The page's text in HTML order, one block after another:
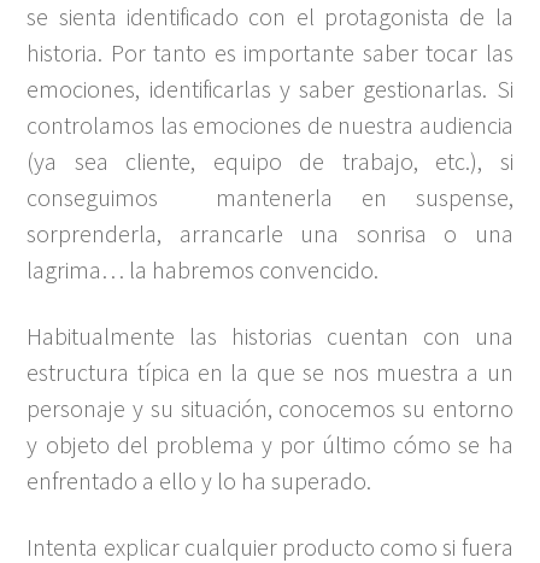
se sienta identificado con el protagonista de la
historia. Por tanto es importante saber tocar las
emociones, identificarlas y saber gestionarlas. Si
controlamos las emociones de nuestra audiencia
(ya sea cliente, equipo de trabajo, etc.), si
conseguimos mantenerla en suspense,
sorprenderla, arrancarle una sonrisa o una
lagrima… la habremos convencido.
Habitualmente las historias cuentan con una
estructura típica en la que se nos muestra a un
personaje y su situación, conocemos su entorno
y objeto del problema y por último cómo se ha
enfrentado a ello y lo ha superado.
Intenta explicar cualquier producto como si fuera